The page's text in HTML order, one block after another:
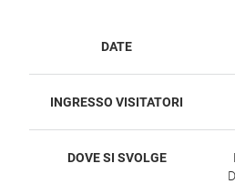
DATE
INGRESSO VISITATORI
DOVE SI SVOLGE